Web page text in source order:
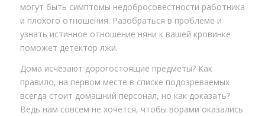
могут быть симптомы недобросовестности работника
и плохого отношения. Разобраться в проблеме и
узнать истинное отношение няни к вашей кровинке
поможет детектор лжи.
Дома исчезают дорогостоящие предметы? Как
правило, на первом месте в списке подозреваемых
всегда стоит домашний персонал, но как доказать?
Ведь нам совсем не хочется, чтобы ворами оказались